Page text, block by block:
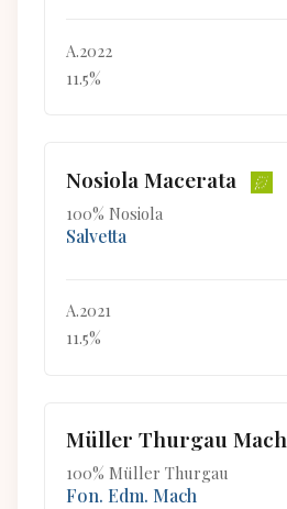
A.2022
11.5%
Nosiola Macerata
100% Nosiola
Salvetta
A.2021
11.5%
Müller Thurgau Mach
100% Müller Thurgau
Fon. Edm. Mach